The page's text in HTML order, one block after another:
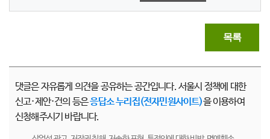
목록
댓글은 자유롭게 의견을 공유하는 공간입니다. 서울시 정책에 대한
신고·제안·건의 등은응답소 누리집(전자민원사이트)을 이용하여
신청해주시기 바랍니다.